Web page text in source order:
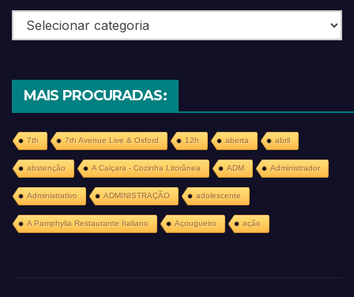
Categorias
MAIS PROCURADAS:
7th 7th Avenue Live & Oxford 12h aberta abril
abstenção A Caiçara - Cozinha Litorânea ADM Administrador
Administrativo ADMINISTRAÇÃO adolescente
A Pamphylia Restaurante Italiano Açougueiro ação